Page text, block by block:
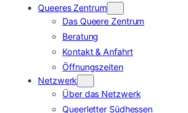
Queeres Zentrum
Das Queere Zentrum
Beratung
Kontakt & Anfahrt
Öffnungszeiten
Netzwerk
Über das Netzwerk
Queerletter Südhessen